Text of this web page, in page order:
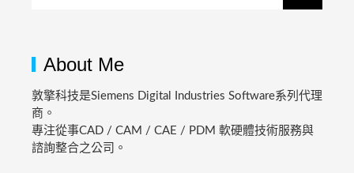
About Me
敦擎科技是Siemens Digital Industries Software系列代理
商。
專注從事CAD / CAM / CAE / PDM 軟硬體技術服務與
諮詢整合之公司。